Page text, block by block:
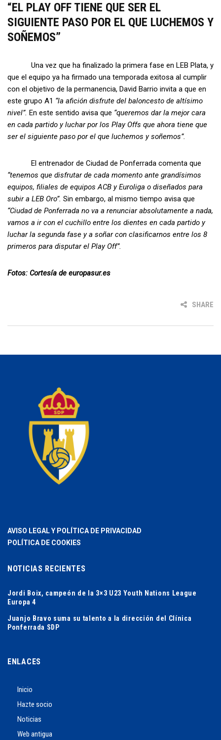
“EL PLAY OFF TIENE QUE SER EL
SIGUIENTE PASO POR EL QUE LUCHEMOS Y
SOÑEMOS”
Una vez que ha finalizado la primera fase en LEB Plata, y
que el equipo ya ha firmado una temporada exitosa al cumplir
con el objetivo de la permanencia, David Barrio invita a que en
este grupo A1 “la afición disfrute del baloncesto de altísimo
nivel”. En este sentido avisa que “queremos dar la mejor cara
en cada partido y luchar por los Play Offs que ahora tiene que
ser el siguiente paso por el que luchemos y soñemos”.
El entrenador de Ciudad de Ponferrada comenta que
“tenemos que disfrutar de cada momento ante grandísimos
equipos, filiales de equipos ACB y Euroliga o diseñados para
subir a LEB Oro”. Sin embargo, al mismo tiempo avisa que
“Ciudad de Ponferrada no va a renunciar absolutamente a nada,
vamos a ir con el cuchillo entre los dientes en cada partido y
luchar la segunda fase y a soñar con clasificarnos entre los 8
primeros para disputar el Play Off”.
Fotos: Cortesía de europasur.es
SHARE
AVISO LEGAL Y POLÍTICA DE PRIVACIDAD
POLÍTICA DE COOKIES
NOTICIAS RECIENTES
Jordi Boix, campeón de la 3×3 U23 Youth Nations League
Europa 4
Juanjo Bravo suma su talento a la dirección del Clínica
Ponferrada SDP
ENLACES
Inicio
Hazte socio
Noticias
Web antigua